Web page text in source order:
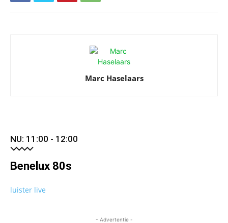
Marc Haselaars
NU: 11:00 - 12:00
Benelux 80s
luister live
- Advertentie -